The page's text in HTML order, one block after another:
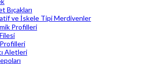
Bıçakları
ve İskele Tipi Merdivenler
Profilleri
Profilleri
Aletleri